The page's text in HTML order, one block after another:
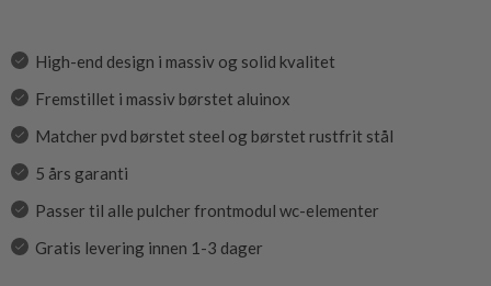
High-end design i massiv og solid kvalitet
Fremstillet i massiv børstet aluinox
Matcher pvd børstet steel og børstet rustfrit stål
5 års garanti
Passer til alle pulcher frontmodul wc-elementer
Gratis levering innen 1-3 dager